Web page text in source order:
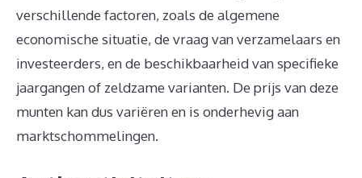
verschillende factoren, zoals de algemene
economische situatie, de vraag van verzamelaars en
investeerders, en de beschikbaarheid van specifieke
jaargangen of zeldzame varianten. De prijs van deze
munten kan dus variëren en is onderhevig aan
marktschommelingen.